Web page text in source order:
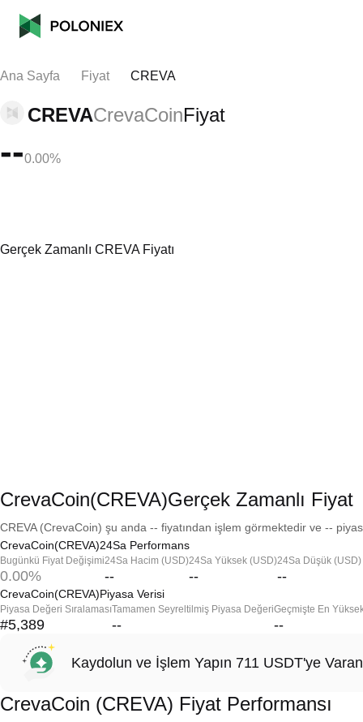
Ana Sayfa Fiyat CREVA
CREVACrevaCoinFiyat
--0.00%
Gerçek Zamanlı CREVA Fiyatı
CrevaCoin(CREVA)Gerçek Zamanlı Fiyat
CREVA (CrevaCoin) şu anda -- fiyatından işlem görmektedir ve --
CrevaCoin(CREVA)24Sa Performans
Bugünkü Fiyat Değişimi
0.00%
24Sa Hacim (USD)
--
24Sa Yüksek (USD)
--
24Sa Düşük (USD)
--
CrevaCoin(CREVA)Piyasa Verisi
Piyasa Değeri Sıralaması
#5,389
Tamamen Seyreltilmiş Piyasa Değeri
--
Geçmişte En
--
Kaydolun ve İşlem Yapın 711 USDT'ye
CrevaCoin (CREVA) Fiyat Performansı